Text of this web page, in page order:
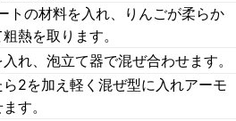
トの材料を入れ、りんごが柔らか
熱を取ります。
れ、泡立て器で混ぜ合わせます。
2を加え軽く混ぜ型に入れアーモ
す。